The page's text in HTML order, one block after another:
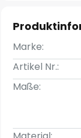
Marke:
Artikel Nr.:
Maße: